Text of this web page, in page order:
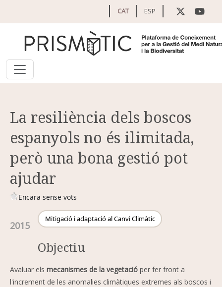
CAT ESP
La resiliència dels boscos
espanyols no és ilimitada,
però una bona gestió pot
ajudar
Encara sense vots
2015
Mitigació i adaptació al Canvi Climàtic
Objectiu
Avaluar els mecanismes de la vegetació per fer front a
l'increment de les anomalies climàtiques extremes als boscos i